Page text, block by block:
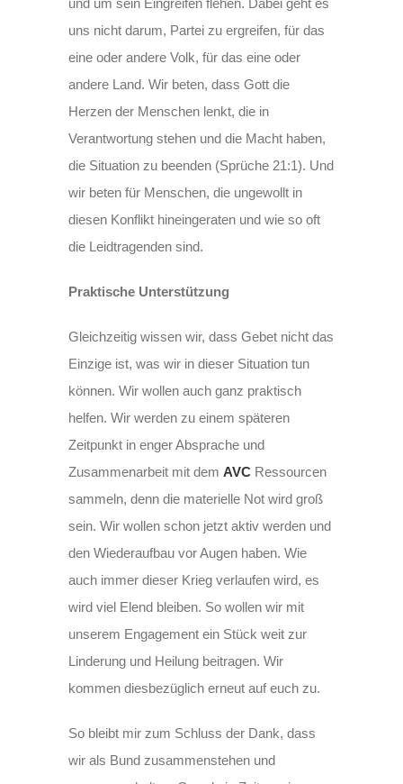
und um sein Eingreifen flehen. Dabei geht es
uns nicht darum, Partei zu ergreifen, für das
eine oder andere Volk, für das eine oder
andere Land. Wir beten, dass Gott die
Herzen der Menschen lenkt, die in
Verantwortung stehen und die Macht haben,
die Situation zu beenden (Sprüche 21:1). Und
wir beten für Menschen, die ungewollt in
diesen Konflikt hineingeraten und wie so oft
die Leidtragenden sind.
Praktische Unterstützung
Gleichzeitig wissen wir, dass Gebet nicht das
Einzige ist, was wir in dieser Situation tun
können. Wir wollen auch ganz praktisch
helfen. Wir werden zu einem späteren
Zeitpunkt in enger Absprache und
Zusammenarbeit mit demAVC Ressourcen
sammeln, denn die materielle Not wird groß
sein. Wir wollen schon jetzt aktiv werden und
den Wiederaufbau vor Augen haben. Wie
auch immer dieser Krieg verlaufen wird, es
wird viel Elend bleiben. So wollen wir mit
unserem Engagement ein Stück weit zur
Linderung und Heilung beitragen. Wir
kommen diesbezüglich erneut auf euch zu.
So bleibt mir zum Schluss der Dank, dass
wir als Bund zusammenstehen und